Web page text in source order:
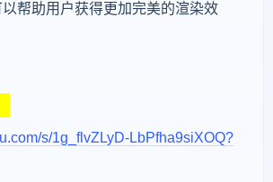
帮助用户获得更加完美的渲染效
s/1g_flvZLyD-LbPfha9siXOQ?